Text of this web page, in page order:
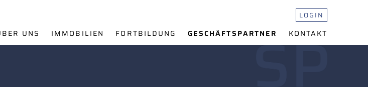
LOGIN
UNS IMMOBILIEN FORTBILDUNG GESCHÄFTSPARTNER KONTAKT